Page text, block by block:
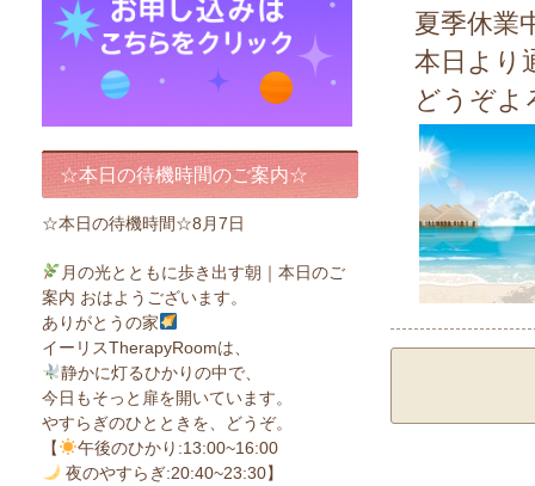
夏季休業
本日より
どうぞよ
☆本日の待機時間のご案内☆
☆本日の待機時間☆8月7日
月の光とともに歩き出す朝｜本日のご
案内 おはようございます。
ありがとうの家
イーリスTherapyRoomは、
静かに灯るひかりの中で、
今日もそっと扉を開いています。
やすらぎのひとときを、どうぞ。
【
午後のひかり:13:00~16:00
夜のやすらぎ:20:40~23:30】